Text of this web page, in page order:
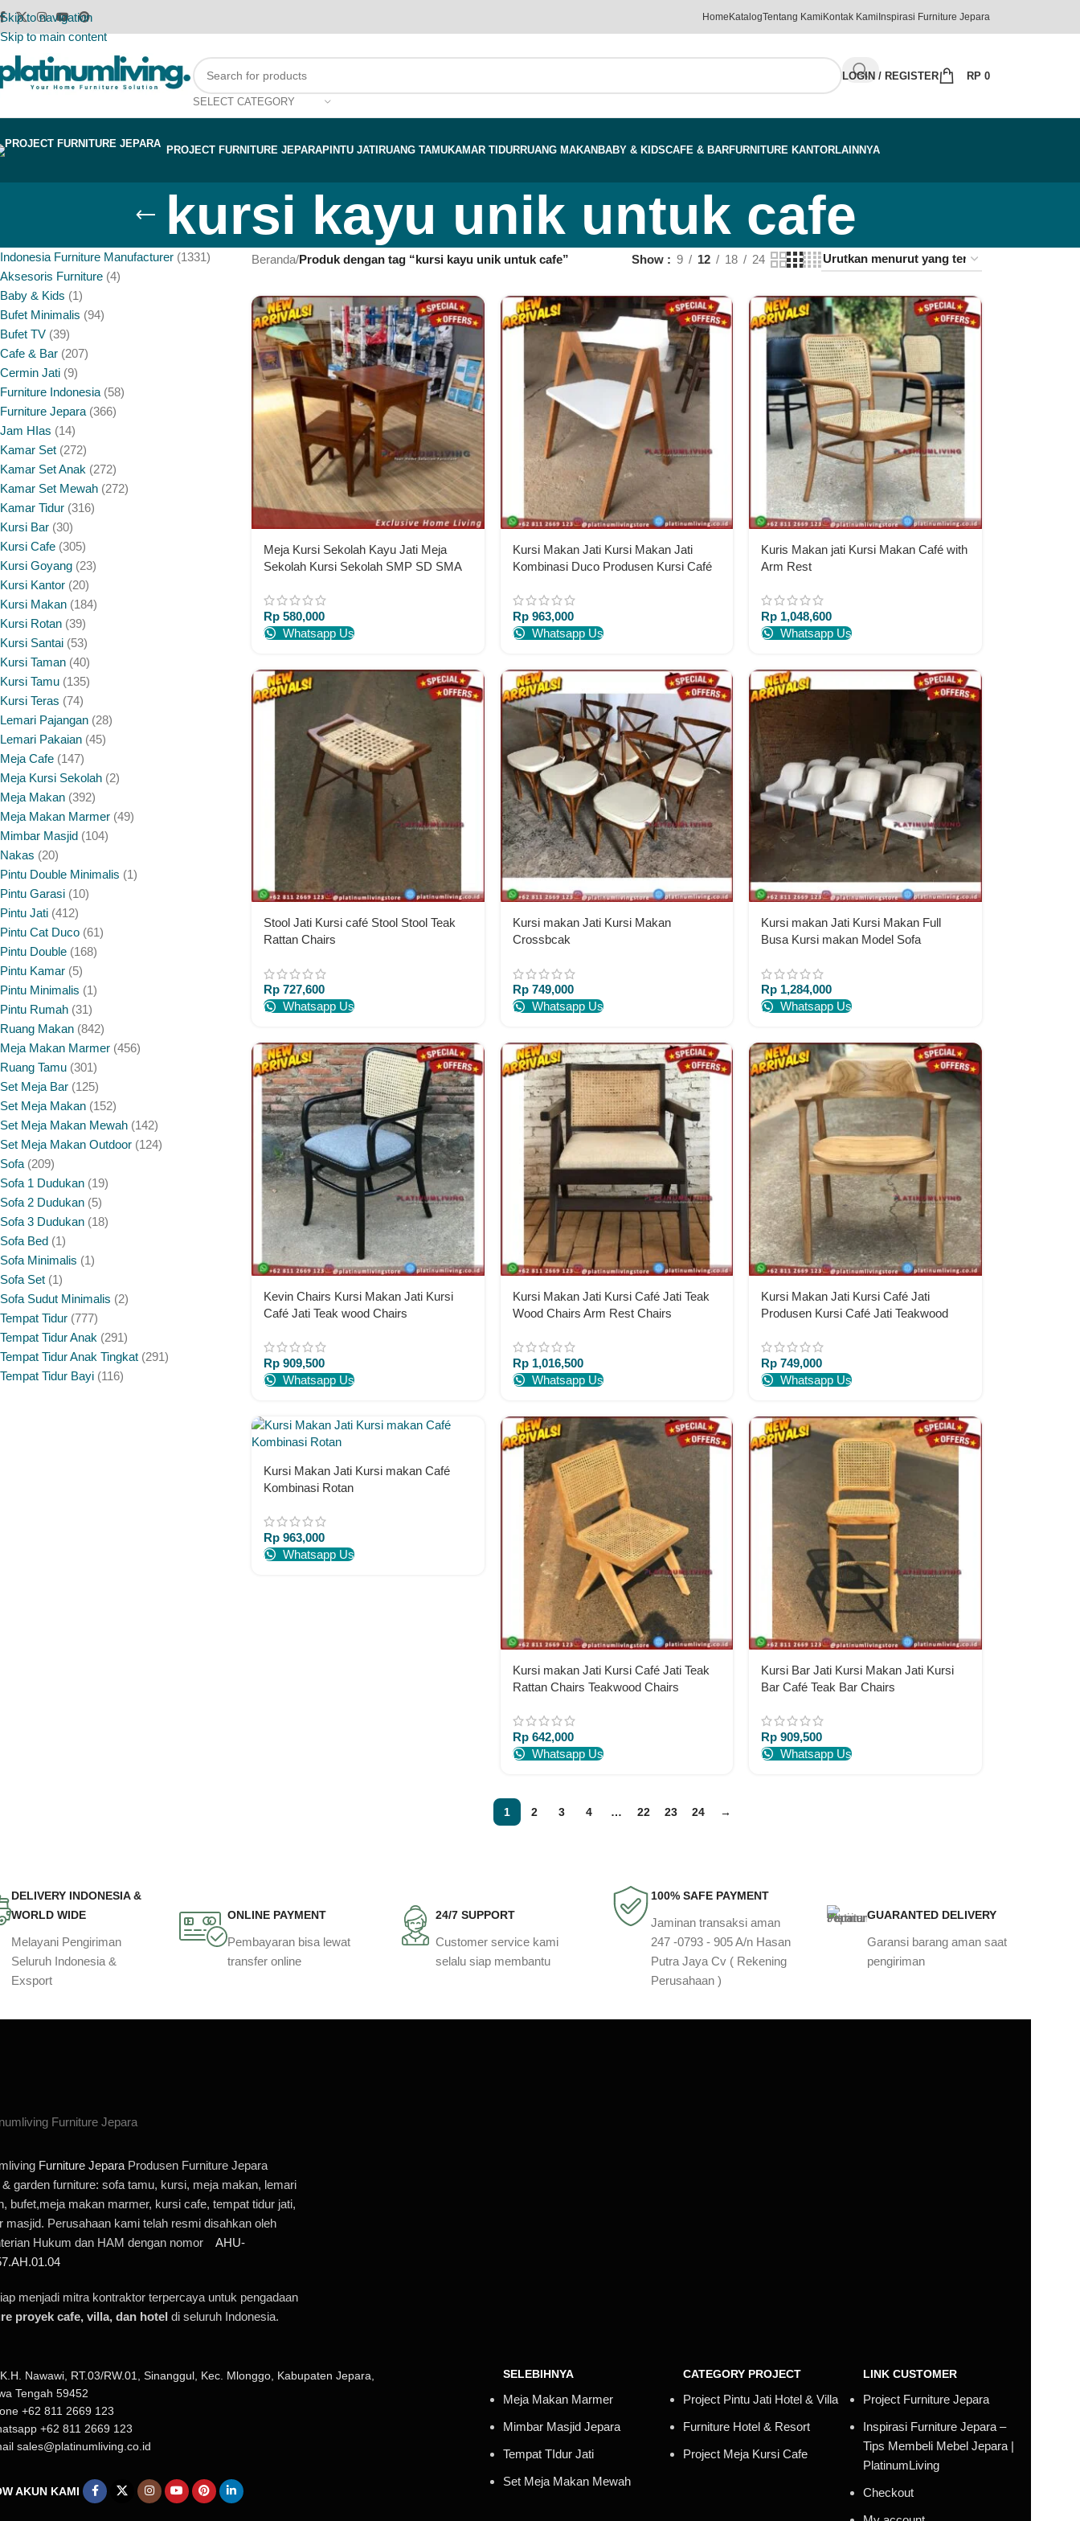
Skip to navigation
Skip to main content
Home KatalogTentang Kami Kontak Kami Inspirasi Furniture Jepara
SELECT CATEGORY
LOGIN / REGISTER RP 0
PROJECT FURNITURE JEPARAPINTU JATI RUANG TAMUKAMAR TIDURRUANG MAKAN BABY & KIDSCAFE & BARFURNITURE KANTORLAINNYA
kursi kayu unik untuk cafe
Indonesia Furniture Manufacturer 1331
Aksesoris Furniture 4
Baby & Kids 1
Bufet Minimalis 94
Bufet TV 39
Cafe & Bar 207
Cermin Jati 9
Furniture Indonesia 58
Furniture Jepara 366
Jam HIas 14
Kamar Set 272
Kamar Set Anak 272
Kamar Set Mewah 272
Kamar Tidur 316
Kursi Bar 30
Kursi Cafe 305
Kursi Goyang 23
Kursi Kantor 20
Kursi Makan 184
Kursi Rotan 39
Kursi Santai 53
Kursi Taman 40
Kursi Tamu 135
Kursi Teras 74
Lemari Pajangan 28
Lemari Pakaian 45
Meja Cafe 147
Meja Kursi Sekolah 2
Meja Makan 392
Meja Makan Marmer 49
Mimbar Masjid 104
Nakas 20
Pintu Double Minimalis 1
Pintu Garasi 10
Pintu Jati 412
Pintu Cat Duco 61
Pintu Double 168
Pintu Kamar 5
Pintu Minimalis 1
Pintu Rumah 31
Ruang Makan 842
Meja Makan Marmer 456
Ruang Tamu 301
Set Meja Bar 125
Set Meja Makan 152
Set Meja Makan Mewah 142
Set Meja Makan Outdoor 124
Sofa 209
Sofa 1 Dudukan 19
Sofa 2 Dudukan 5
Sofa 3 Dudukan 18
Sofa Bed 1
Sofa Minimalis 1
Sofa Set 1
Sofa Sudut Minimalis 2
Tempat Tidur 777
Tempat Tidur Anak 291
Tempat Tidur Anak Tingkat 291
Tempat Tidur Bayi 116
Beranda/Produk dengan tag “kursi kayu unik untuk cafe” Show 9 12 18 24
Meja Kursi Sekolah Kayu Jati Meja
Sekolah Kursi Sekolah SMP SD SMA
Rp580,000
Whatsapp Us
Kursi Makan Jati Kursi Makan Jati
Kombinasi Duco Produsen Kursi Café
Rp963,000
Whatsapp Us
Kuris Makan jati Kursi Makan Café with
Arm Rest
Rp 1,048,600
Whatsapp Us
Stool Jati Kursi café Stool Stool Teak
Rattan Chairs
Rp727,600
Whatsapp Us
Kursi makan Jati Kursi Makan
Crossbcak
Rp749,000
Whatsapp Us
Kursi makan Jati Kursi Makan Full
Busa Kursi makan Model Sofa
Rp 1,284,000
Whatsapp Us
Kevin Chairs Kursi Makan Jati Kursi
Café Jati Teak wood Chairs
Rp909,500
Whatsapp Us
Kursi Makan Jati Kursi Café Jati Teak
Wood Chairs Arm Rest Chairs
Rp1,016,500
Whatsapp Us
Kursi Makan Jati Kursi Café Jati
Produsen Kursi Café Jati Teakwood
Rp 749,000
Whatsapp Us
Kursi Makan Jati Kursi makan Café
Kombinasi Rotan
Rp963,000
Whatsapp Us
Kursi makan Jati Kursi Café Jati Teak
Rattan Chairs Teakwood Chairs
Rp642,000
Whatsapp Us
Kursi Bar Jati Kursi Makan Jati Kursi
Bar Café Teak Bar Chairs
Rp 909,500
Whatsapp Us
1 2 3 4 … 22 23 24 →
DELIVERY INDONESIA &
WORLD WIDE
Melayani Pengiriman
Seluruh Indonesia &
Exsport
ONLINE PAYMENT
Pembayaran bisa lewat
transfer online
24/7 SUPPORT
Customer service kami
selalu siap membantu
100% SAFE PAYMENT
Jaminan transaksi aman
247 -0793 - 905 A/n Hasan
Putra Jaya Cv ( Rekening
Perusahaan )
GUARANTED DELIVERY
Garansi barang aman saat
pengiriman
Furniture Jepara Produsen Furniture Jepara
& garden furniture: sofa tamu, kursi, meja makan, lemari
bufet,meja makan marmer, kursi cafe, tempat tidur jati,
masjid. Perusahaan kami telah resmi disahkan oleh
Hukum dan HAM dengan nomorAHU-
menjadi mitra kontraktor terpercaya untuk pengadaan
proyek cafe, villa, dan hotel di seluruh Indonesia.
Nawawi, RT.03/RW.01, Sinanggul, Kec. Mlonggo, Kabupaten Jepara,
Tengah 59452
+62 811 2669 123
+62 811 2669 123
sales@platinumliving.co.id
AKUN KAMI
SELEBIHNYA
Meja Makan Marmer
Mimbar Masjid Jepara
Tempat TIdur Jati
Set Meja Makan Mewah
CATEGORY PROJECT
Project Pintu Jati Hotel & Villa
Furniture Hotel & Resort
Project Meja Kursi Cafe
LINK CUSTOMER
Project Furniture Jepara
Inspirasi Furniture Jepara –
Tips Membeli Mebel Jepara |
PlatinumLiving
Checkout